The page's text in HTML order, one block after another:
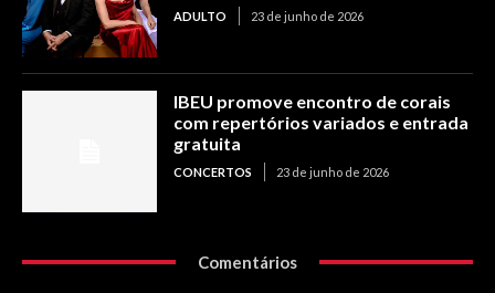
ADULTO 23 de junho de 2026
IBEU promove encontro de corais
com repertórios variados e entrada
gratuita
CONCERTOS 23 de junho de 2026
Comentários